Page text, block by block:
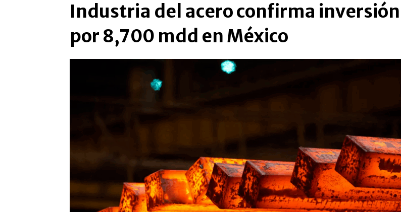
Industria del acero confirma inversión
por 8,700 mdd en México